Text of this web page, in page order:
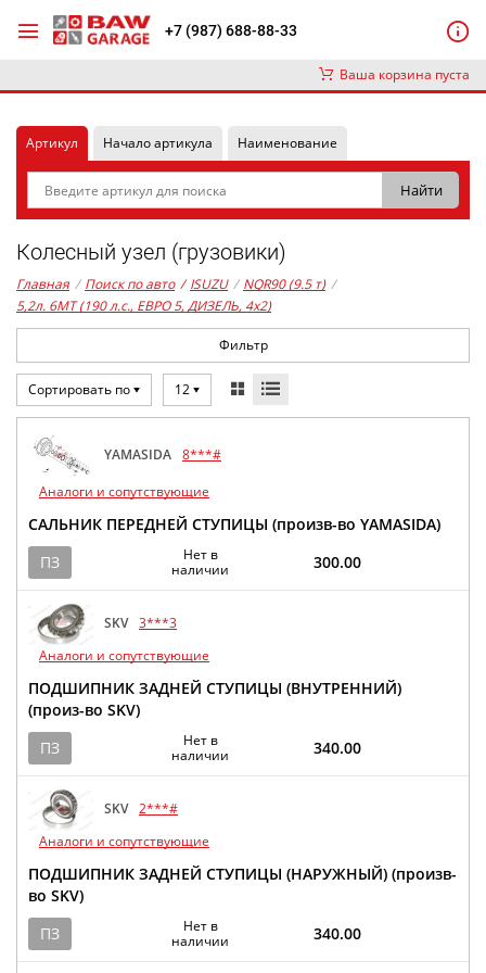
+7 (987) 688-88-33
Ваша корзина пуста
Артикул Начало артикула Наименование
Колесный узел (грузовики)
Главная / Поиск по авто / ISUZU / NQR90 (9.5 т) /
5,2л. 6MT (190 л.с., ЕВРО 5, ДИЗЕЛЬ, 4x2)
Фильтр
Сортировать по 12
YAMASIDA 8***#
Аналоги и сопутствующие
САЛЬНИК ПЕРЕДНЕЙ СТУПИЦЫ (произв-во YAMASIDA)
ПЗ
Нет в
наличии
300.00
SKV 3***3
Аналоги и сопутствующие
ПОДШИПНИК ЗАДНЕЙ СТУПИЦЫ (ВНУТРЕННИЙ)
(произ-во SKV)
ПЗ
Нет в
наличии
340.00
SKV 2***#
Аналоги и сопутствующие
ПОДШИПНИК ЗАДНЕЙ СТУПИЦЫ (НАРУЖНЫЙ) (произв-
во SKV)
ПЗ
Нет в
наличии
340.00